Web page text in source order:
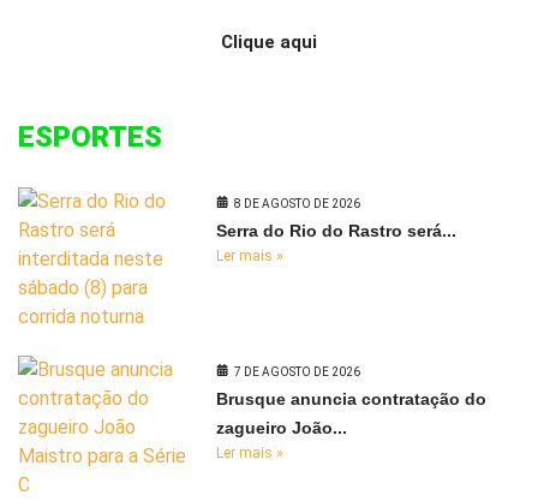
Clique aqui
ESPORTES
8 DE AGOSTO DE 2026
Serra do Rio do Rastro será...
Ler mais »
7 DE AGOSTO DE 2026
Brusque anuncia contratação do
zagueiro João...
Ler mais »